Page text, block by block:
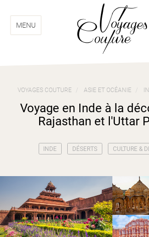
menu
contenuMENU
VOYAGES COUTURE ASIE ET OCÉANIE
Voyage en Inde à la
Rajasthan et l'Uttar
INDE DÉSERTS CULTURE &